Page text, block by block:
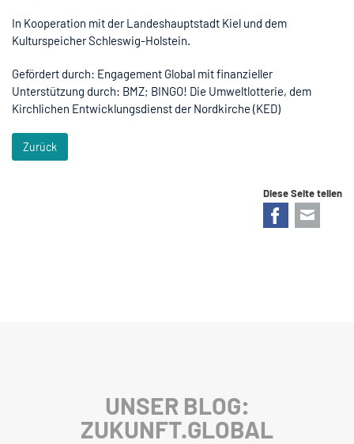
In Kooperation mit der Landeshauptstadt Kiel und dem
Kulturspeicher Schleswig-Holstein.
Gefördert durch: Engagement Global mit finanzieller
Unterstützung durch: BMZ; BINGO! Die Umweltlotterie, dem
Kirchlichen Entwicklungsdienst der Nordkirche (KED)
Zurück
Diese Seite teilen
Facebook
UNSER BLOG:
ZUKUNFT.GLOBAL